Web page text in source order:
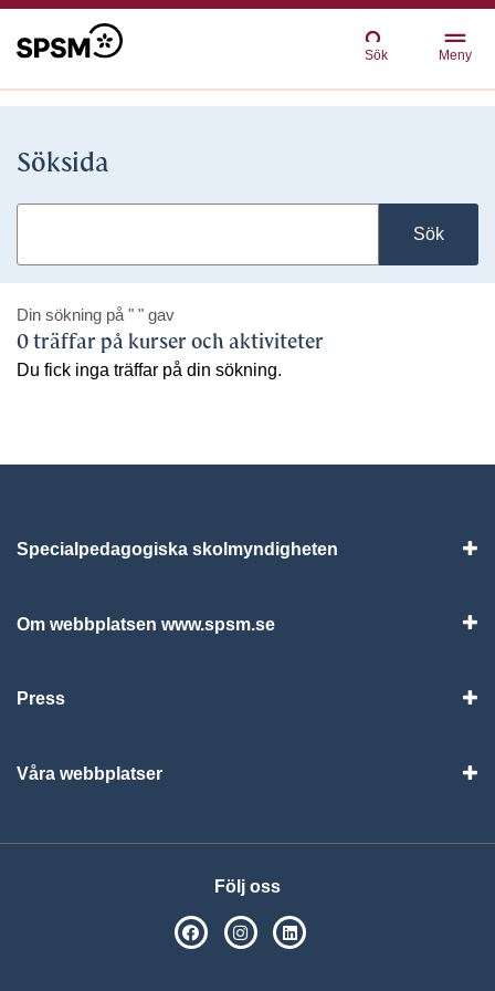
Sök Meny
Söksida
Sök
Din sökning på " " gav
0 träffar på kurser och aktiviteter
Du fick inga träffar på din sökning.
Specialpedagogiska skolmyndigheten
Om webbplatsen www.spsm.se
Press
Våra webbplatser
Följ oss
SPSM på Facebook
SPSM på Instagram